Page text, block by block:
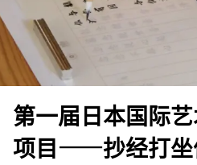
第一届日本国际
项目——抄经打